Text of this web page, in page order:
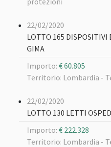
22/02/2020
LOTTO 165 DISPOSITIVI
GIMA
Importo: € 60.805
Territorio: Lombardia -
22/02/2020
LOTTO 130 LETTI
Importo: € 222.328
Territorio: Lombardia -